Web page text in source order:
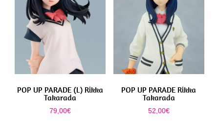
POP UP PARADE (L) Rikka
Takarada
79,00€
POP UP PARADE Rikka
Takarada
52,00€